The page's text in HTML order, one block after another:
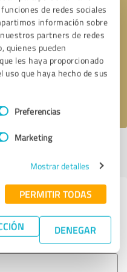
de redes sociales
información sobre
partners de redes
quienes pueden
les haya proporcionado
uso que haya hecho de sus
Preferencias
Marketing
Mostrar detalles
PERMITIR TODAS
DENEGAR
* campos obligatorios
con otros
del sector